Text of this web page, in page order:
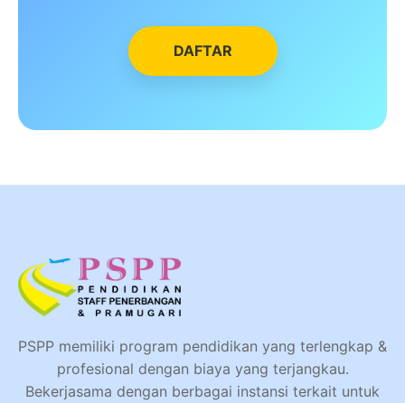
DAFTAR
PSPP memiliki program pendidikan yang terlengkap &
profesional dengan biaya yang terjangkau.
Bekerjasama dengan berbagai instansi terkait untuk